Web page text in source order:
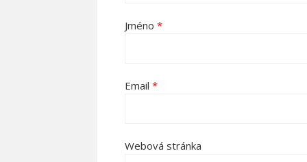
Jméno *
Email *
Webová stránka